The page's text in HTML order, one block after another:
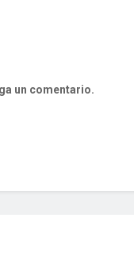
un comentario.